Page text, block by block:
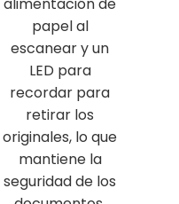
papel al
escanear y un
LED para
recordar para
retirar los
originales, lo que
mantiene la
seguridad de los